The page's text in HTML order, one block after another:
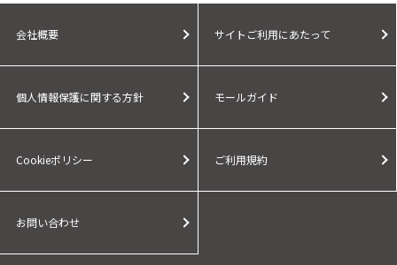
会社概要 サイトご利用にあたって
個人情報保護に関する方針 モールガイド
Cookieポリシー ご利用規約
お問い合わせ